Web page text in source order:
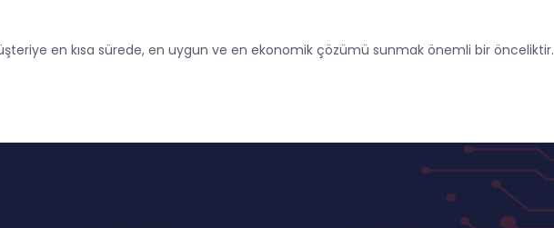
en kısa sürede, en uygun ve en ekonomik çözümü sunmak önemli bir önceliktir.